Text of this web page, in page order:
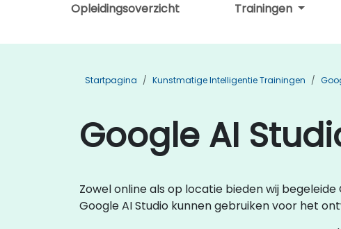
Opleidingsoverzicht Trainingen
Startpagina Kunstmatige Intelligentie Trainingen
Google AI
Zowel online als op locatie bieden wij
Google AI Studio kunnen gebruiken voor het